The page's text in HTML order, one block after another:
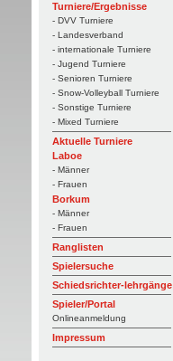
Turniere/Ergebnisse
- DVV Turniere
- Landesverband
- internationale Turniere
- Jugend Turniere
- Senioren Turniere
- Snow-Volleyball Turniere
- Sonstige Turniere
- Mixed Turniere
Aktuelle Turniere
Laboe
- Männer
- Frauen
Borkum
- Männer
- Frauen
Ranglisten
Spielersuche
Schiedsrichter-lehrgänge
Spieler/Portal
Onlineanmeldung
Impressum